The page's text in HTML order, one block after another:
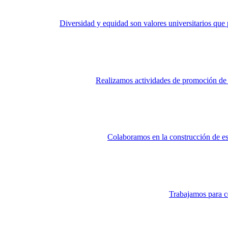
Diversidad y equidad son valores universitarios que
Realizamos actividades de promoción
Colaboramos en la construcción de
Trabajamos para